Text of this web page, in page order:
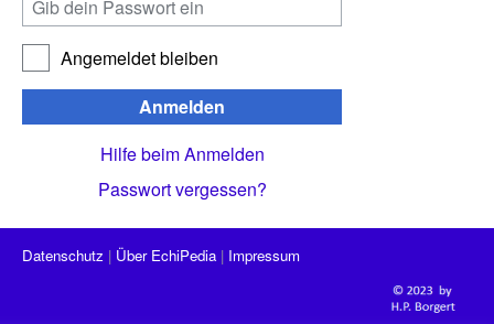
Angemeldet bleiben
Anmelden
Hilfe beim Anmelden
Passwort vergessen?
Datenschutz Über EchiPedia Impressum